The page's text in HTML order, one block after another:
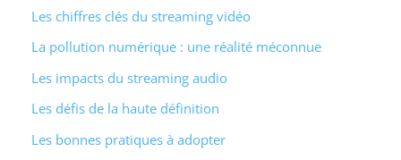
Les chiffres clés du streaming vidéo
La pollution numérique : une réalité méconnue
Les impacts du streaming audio
Les défis de la haute définition
Les bonnes pratiques à adopter